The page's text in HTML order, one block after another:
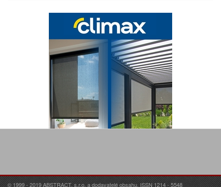
© 1999 - 2019 ABSTRACT, s.r.o. a dodavatelé obsahu. ISSN 1214 - 5548